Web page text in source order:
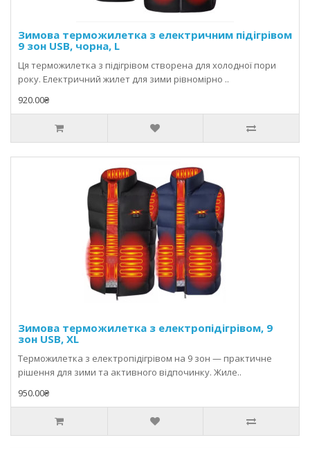
Зимова терможилетка з електричним підігрівом
9 зон USB, чорна, L
Ця терможилетка з підігрівом створена для холодної пори
року. Електричний жилет для зими рівномірно ..
920.00₴
Зимова терможилетка з електропідігрівом, 9
зон USB, XL
Терможилетка з електропідігрівом на 9 зон — практичне
рішення для зими та активного відпочинку. Жиле..
950.00₴